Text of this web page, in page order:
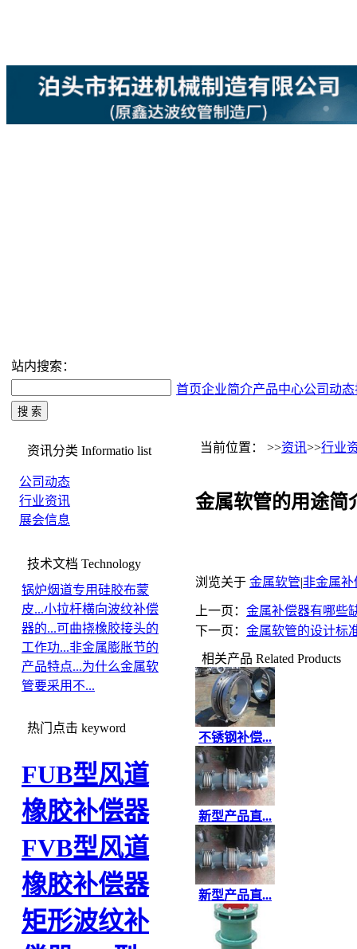
站内搜索：
首页企业简介产品中心公司动态
资讯分类 Informatio list
公司动态
行业资讯
展会信息
技术文档 Technology
锅炉烟道专用硅胶布蒙
皮...小拉杆横向波纹补偿
器的...可曲挠橡胶接头的
工作功...非金属膨胀节的
产品特点...为什么金属软
管要采用不...
热门点击 keyword
FUB型风道
橡胶补偿器
FVB型风道
橡胶补偿器
矩形波纹补
当前位置： >>资讯>>行业
金属软管的用途简
浏览关于 金属软管|非金属补
上一页： 金属补偿器有哪些
下一页： 金属软管的设计标
相关产品 Related Products
不锈钢补偿...
新型产品直...
新型产品直...